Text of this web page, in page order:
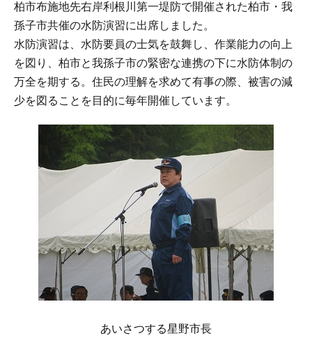
柏市布施地先右岸利根川第一堤防で開催された柏市・我
孫子市共催の水防演習に出席しました。
水防演習は、水防要員の士気を鼓舞し、作業能力の向上
を図り、柏市と我孫子市の緊密な連携の下に水防体制の
万全を期する。住民の理解を求めて有事の際、被害の減
少を図ることを目的に毎年開催しています。
あいさつする星野市長